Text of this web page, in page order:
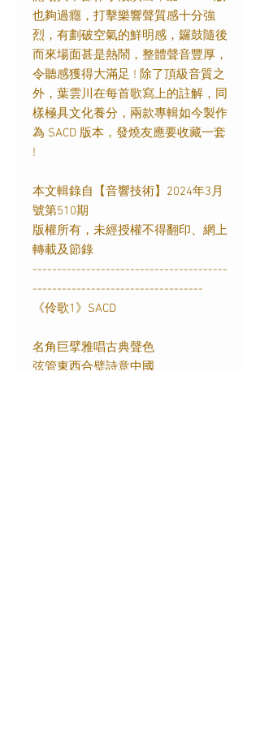
也夠過癮，打擊樂響聲質感十分強
烈，有劃破空氣的鮮明感，鑼鼓隨後
而來場面甚是熱鬧，整體聲音豐厚，
令聽感獲得大滿足 ! 除了頂級音質之
外，葉雲川在每首歌寫上的註解，同
樣極具文化養分，兩款專輯如今製作
為 SACD 版本，發燒友應要收藏一套
!
本文輯錄自【音響技術】2024年3月
號第510期
版權所有，未經授權不得翻印、網上
轉載及節錄
----------------------------------------
-----------------------------------
《伶歌1》SACD
名角巨擘雅唱古典聲色
弦管東西合璧詩意中國